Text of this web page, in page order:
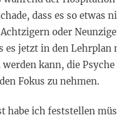
dass es so etwas
oder
es jetzt in den Lehrplan
kann, die Psyche
Fokus zu nehmen.
habe ich feststellen